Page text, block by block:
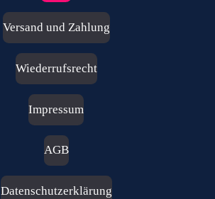
n
t
g
a
m
Versand und Zahlung
Wiederrufsrecht
Impressum
AGB
Datenschutzerklärung